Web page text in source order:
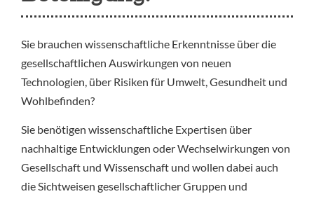
Sie brauchen wissenschaftliche Erkenntnisse über die
gesellschaftlichen Auswirkungen von neuen
Technologien, über Risiken für Umwelt, Gesundheit und
Wohlbefinden?
Sie benötigen wissenschaftliche Expertisen über
nachhaltige Entwicklungen oder Wechselwirkungen von
Gesellschaft und Wissenschaft und wollen dabei auch
die Sichtweisen gesellschaftlicher Gruppen und